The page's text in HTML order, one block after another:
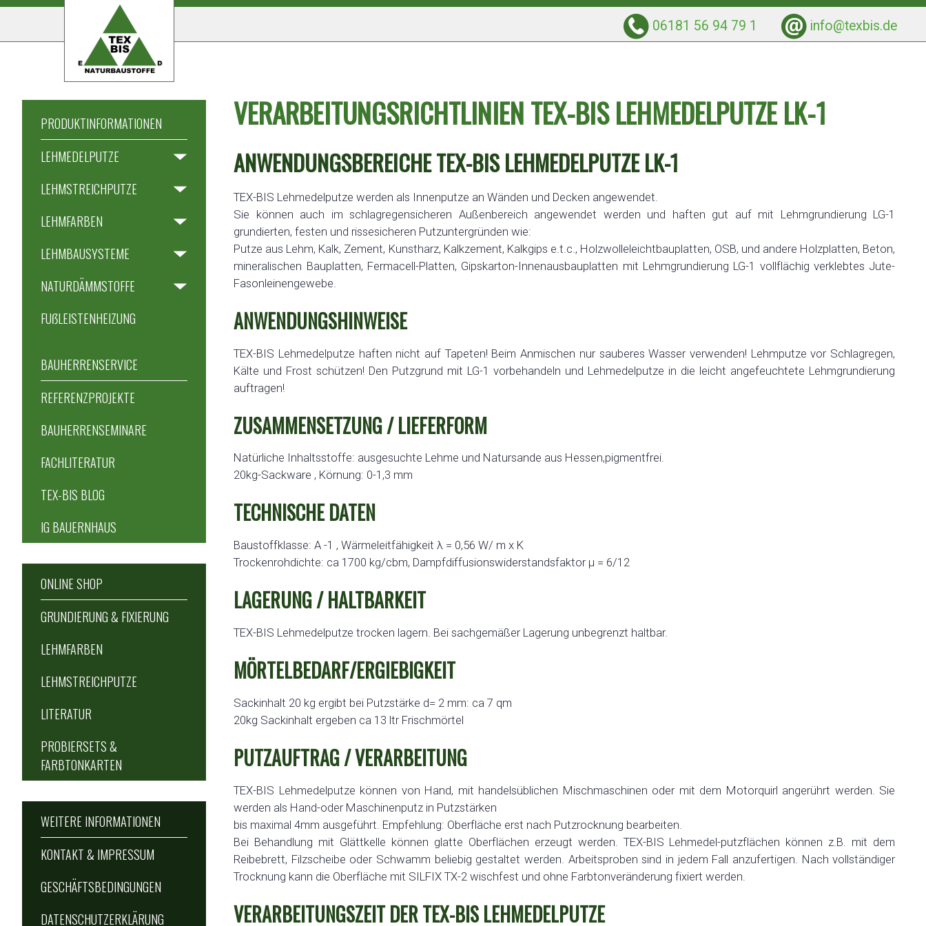
06181 56 94 79 1 info@texbis.de
VERARBEITUNGSRICHTLINIEN TEX-BIS LEHMEDELPUTZE LK-1
ANWENDUNGSBEREICHE TEX-BIS LEHMEDELPUTZE LK-1
TEX-BIS Lehmedelputze werden als Innenputze an Wänden und Decken angewendet.
Sie können auch im schlagregensicheren Außenbereich angewendet werden und haften gut auf mit Lehmgrundierung LG-1
grundierten, festen und rissesicheren Putzuntergründen wie:
Putze aus Lehm, Kalk, Zement, Kunstharz, Kalkzement, Kalkgips e.t.c., Holzwolleleichtbauplatten, OSB, und andere Holzplatten, Beton,
mineralischen Bauplatten, Fermacell-Platten, Gipskarton-Innenausbauplatten mit Lehmgrundierung LG-1 vollflächig verklebtes Jute-
Fasonleinengewebe.
ANWENDUNGSHINWEISE
TEX-BIS Lehmedelputze haften nicht auf Tapeten! Beim Anmischen nur sauberes Wasser verwenden! Lehmputze vor Schlagregen,
Kälte und Frost schützen! Den Putzgrund mit LG-1 vorbehandeln und Lehmedelputze in die leicht angefeuchtete Lehmgrundierung
auftragen!
ZUSAMMENSETZUNG / LIEFERFORM
Natürliche Inhaltsstoffe: ausgesuchte Lehme und Natursande aus Hessen,pigmentfrei.
20kg-Sackware , Körnung: 0-1,3 mm
TECHNISCHE DATEN
Baustoffklasse: A -1 , Wärmeleitfähigkeit λ = 0,56 W/ m x K
Trockenrohdichte: ca 1700 kg/cbm, Dampfdiffusionswiderstandsfaktor μ = 6/12
LAGERUNG / HALTBARKEIT
TEX-BIS Lehmedelputze trocken lagern. Bei sachgemäßer Lagerung unbegrenzt haltbar.
MÖRTELBEDARF/ERGIEBIGKEIT
Sackinhalt 20 kg ergibt bei Putzstärke d= 2 mm: ca 7 qm
20kg Sackinhalt ergeben ca 13 ltr Frischmörtel
PUTZAUFTRAG / VERARBEITUNG
TEX-BIS Lehmedelputze können von Hand, mit handelsüblichen Mischmaschinen oder mit dem Motorquirl angerührt werden. Sie
werden als Hand-oder Maschinenputz in Putzstärken
bis maximal 4mm ausgeführt. Empfehlung: Oberfläche erst nach Putzrocknung bearbeiten.
Bei Behandlung mit Glättkelle können glatte Oberflächen erzeugt werden. TEX-BIS Lehmedel-putzflächen können z.B. mit dem
Reibebrett, Filzscheibe oder Schwamm beliebig gestaltet werden. Arbeitsproben sind in jedem Fall anzufertigen. Nach vollständiger
Trocknung kann die Oberfläche mit SILFIX TX-2 wischfest und ohne Farbtonveränderung fixiert werden.
VERARBEITUNGSZEIT DER TEX-BIS LEHMEDELPUTZE
PRODUKTINFORMATIONEN
LEHMEDELPUTZE
LEHMSTREICHPUTZE
LEHMFARBEN
LEHMBAUSYSTEME
NATURDÄMMSTOFFE
FUẞLEISTENHEIZUNG
BAUHERRENSERVICE
REFERENZPROJEKTE
BAUHERRENSEMINARE
FACHLITERATUR
TEX-BIS BLOG
IG BAUERNHAUS
ONLINE SHOP
GRUNDIERUNG & FIXIERUNG
LEHMFARBEN
LEHMSTREICHPUTZE
LITERATUR
PROBIERSETS &
FARBTONKARTEN
WEITERE INFORMATIONEN
KONTAKT & IMPRESSUM
GESCHÄFTSBEDINGUNGEN
DATENSCHUTZERKLÄRUNG